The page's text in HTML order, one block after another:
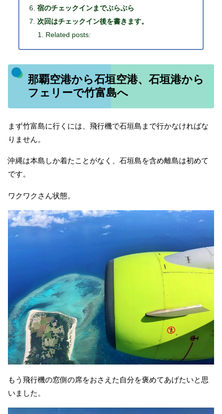
宿のチェックインまでぶらぶら
次回はチェックイン後を書きます。
Related posts:
那覇空港から石垣空港、石垣港から
フェリーで竹富島へ
まず竹富島に行くには、飛行機で石垣島まで行かなければな
りません。
沖縄は本島しか着たことがなく、石垣島を含め離島は初めて
です。
ワクワクさん状態。
もう飛行機の窓側の席をおさえた自分を褒めてあげたいと思
いました。